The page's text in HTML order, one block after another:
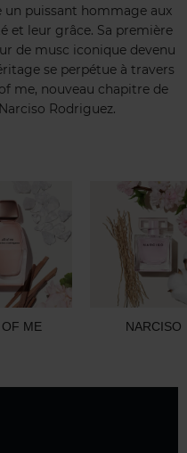
puissant hommage aux
et leur grâce. Sa première
de musc iconique devenu
se perpétue à travers
me, nouveau chapitre de
Rodriguez.
OF ME NARCISO